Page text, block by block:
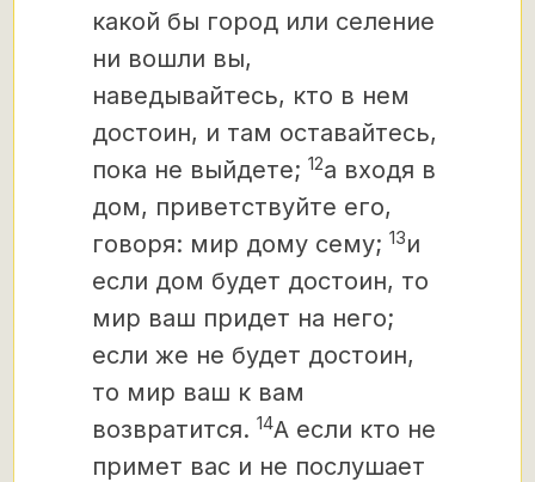
какой бы город или селение
ни вошли вы,
наведывайтесь, кто в нем
достоин, и там оставайтесь,
пока не выйдете; 12а входя в
дом, приветствуйте его,
говоря: мир дому сему; 13и
если дом будет достоин, то
мир ваш придет на него;
если же не будет достоин,
то мир ваш к вам
возвратится. 14А если кто не
примет вас и не послушает